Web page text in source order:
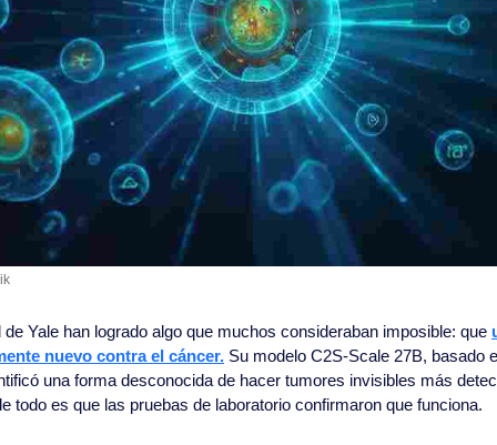
Yale han logrado algo que muchos consideraban imposible: que
nuevo contra el cáncer. Su modelo C2S-Scale 27B, basado
una forma desconocida de hacer tumores invisibles más
todo es que las pruebas de laboratorio confirmaron que funciona.